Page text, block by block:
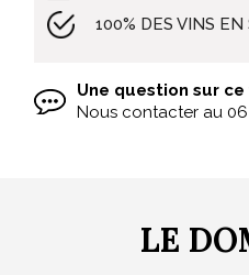
100% DES VINS EN
Une question sur ce
Nous contacter au 06
LE